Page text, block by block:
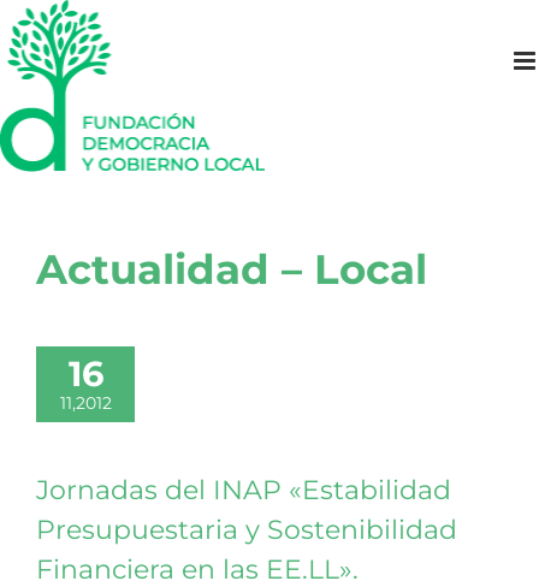
Saltar
al
contenido
Actualidad – Local
16
11,2012
Jornadas del INAP «Estabilidad
Presupuestaria y Sostenibilidad
Financiera en las EE.LL».